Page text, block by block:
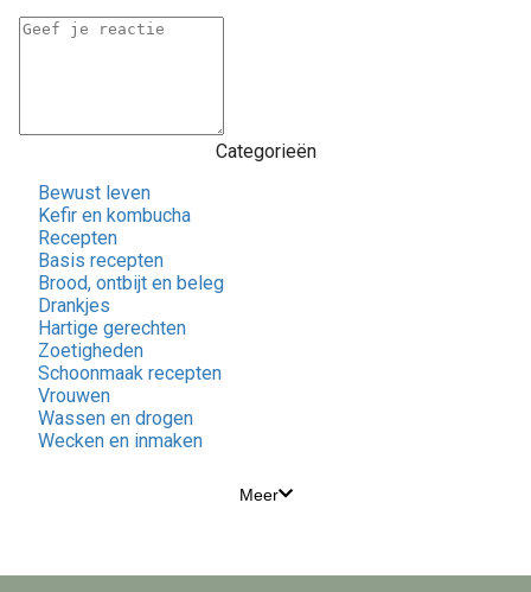
Categorieën
Bewust leven
Kefir en kombucha
Recepten
Basis recepten
Brood, ontbijt en beleg
Drankjes
Hartige gerechten
Zoetigheden
Schoonmaak recepten
Vrouwen
Wassen en drogen
Wecken en inmaken
Meer